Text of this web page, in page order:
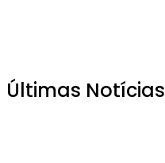
Últimas Notícias